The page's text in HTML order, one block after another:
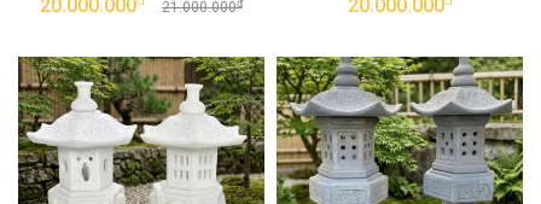
20.000.000
21.000.000đ
20.000.000